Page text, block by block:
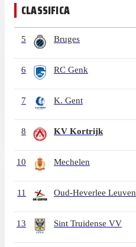
CLASSIFICA
5 Bruges
6 RC Genk
7 K. Gent
8 KV Kortrijk
10 Mechelen
11 Oud-Heverlee Leuven
13 Sint Truidense VV